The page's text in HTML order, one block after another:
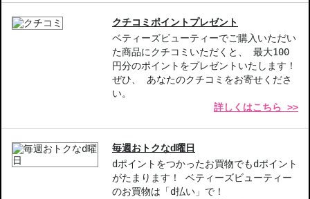
商品番号：11216115
JAN/UPC：0192333128688
クチコミポイントプレゼント
ベティーズビューティーでご購入いただい
た商品にクチコミいただくと、 最大100
円分のポイントをプレゼントいたします！
ぜひ、 あなたのクチコミをお寄せくださ
い。
詳しくはこちら >>
毎週おトクなd曜日
dポイントをつかったお買物でもdポイント
がたまります！ ベティーズビューティー
のお買物は「d払い」で！